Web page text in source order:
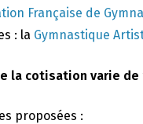
Française de
: la Gymnastique
la cotisation varie
proposées :